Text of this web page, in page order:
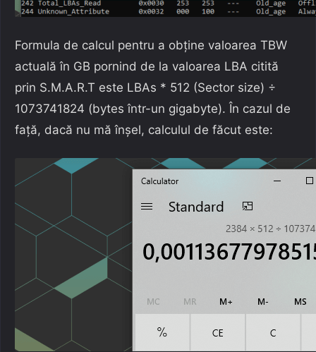
Formula de calcul pentru a obține valoarea TBW
actuală în GB pornind de la valoarea LBA citită
prin S.M.A.R.T este LBAs * 512 (Sector size) ÷
1073741824 (bytes într-un gigabyte). În cazul de
față, dacă nu mă înșel, calculul de făcut este: